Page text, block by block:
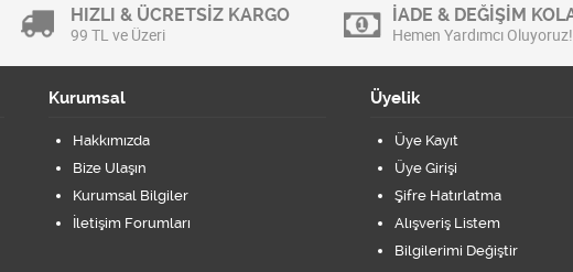
HIZLI & ÜCRETSİZ KARGO
99 TL ve Üzeri
İADE & DEĞİŞİM
Hemen Yardımcı Oluyoruz!
Kurumsal
Hakkımızda
Bize Ulaşın
Kurumsal Bilgiler
İletişim Forumları
Üyelik
Üye Kayıt
Üye Girişi
Şifre Hatırlatma
Alışveriş Listem
Bilgilerimi Değiştir